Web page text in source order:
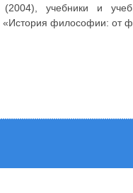
(2004), учебники и
философии: от